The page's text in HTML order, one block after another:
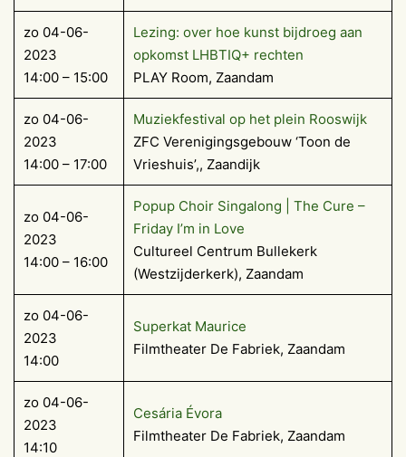
zo 04-06-
2023
14:00 – 15:00
Lezing: over hoe kunst bijdroeg aan
opkomst LHBTIQ+ rechten
PLAY Room, Zaandam
zo 04-06-
2023
14:00 – 17:00
Muziekfestival op het plein Rooswijk
ZFC Verenigingsgebouw ‘Toon de
Vrieshuis’,, Zaandijk
zo 04-06-
2023
14:00 – 16:00
Popup Choir Singalong | The Cure –
Friday I’m in Love
Cultureel Centrum Bullekerk
(Westzijderkerk), Zaandam
zo 04-06-
2023
14:00
Superkat Maurice
Filmtheater De Fabriek, Zaandam
zo 04-06-
2023
14:10
Cesária Évora
Filmtheater De Fabriek, Zaandam